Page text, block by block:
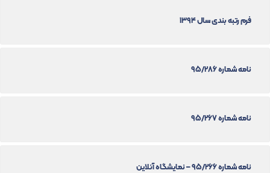
فرم رتبه بندی سال 1394
نامه شماره 95/286
نامه شماره 95/267
نامه شماره 95/266 – نمایشگاه آنلاین